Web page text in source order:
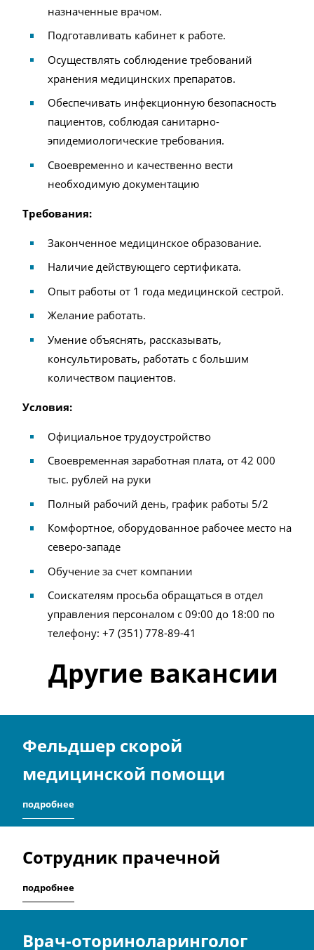
назначенные врачом.
Подготавливать кабинет к работе.
Осуществлять соблюдение требований
хранения медицинских препаратов.
Обеспечивать инфекционную безопасность
пациентов, соблюдая санитарно-
эпидемиологические требования.
Своевременно и качественно вести
необходимую документацию
Требования:
Законченное медицинское образование.
Наличие действующего сертификата.
Опыт работы от 1 года медицинской сестрой.
Желание работать.
Умение объяснять, рассказывать,
консультировать, работать с большим
количеством пациентов.
Условия:
Официальное трудоустройство
Своевременная заработная плата, от 42 000
тыс. рублей на руки
Полный рабочий день, график работы 5/2
Комфортное, оборудованное рабочее место на
северо-западе
Обучение за счет компании
Соискателям просьба обращаться в отдел
управления персоналом с 09:00 до 18:00 по
телефону: +7 (351) 778-89-41
Другие вакансии
Фельдшер скорой
медицинской помощи
подробнее
Сотрудник прачечной
подробнее
Врач-оториноларинголог